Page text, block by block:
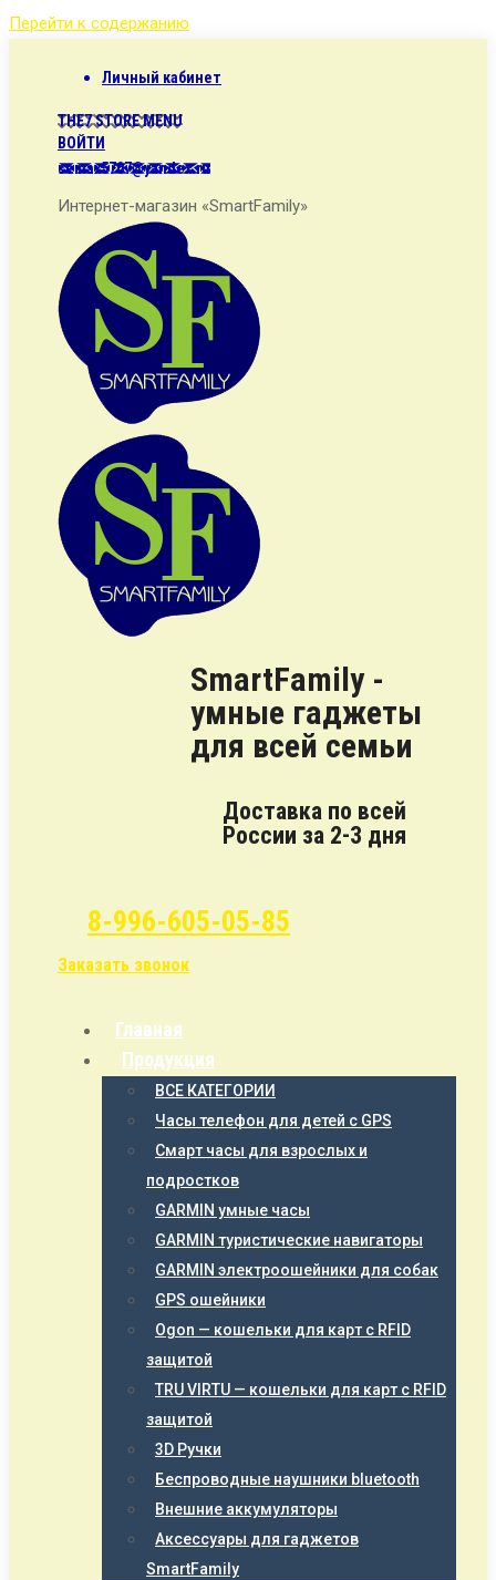
Перейти к содержанию
Личный кабинет
THE7 STORE MENU
ВОЙТИ
semax5707@yandex.ru
Интернет-магазин «SmartFamily»
SmartFamily -
умные гаджеты
для всей семьи
Доставка по всей
России за 2-3 дня
8-996-605-05-85
Заказать звонок
Главная
Продукция
ВСЕ КАТЕГОРИИ
Часы телефон для детей с GPS
Смарт часы для взрослых и
подростков
GARMIN умные часы
GARMIN туристические навигаторы
GARMIN электроошейники для собак
GPS ошейники
Ogon — кошельки для карт с RFID
защитой
TRU VIRTU — кошельки для карт с RFID
защитой
3D Ручки
Беспроводные наушники bluetooth
Внешние аккумуляторы
Аксессуары для гаджетов
SmartFamily